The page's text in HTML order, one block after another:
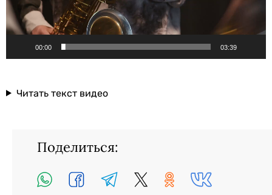
00:00 03:39
Читать текст видео
Поделиться: